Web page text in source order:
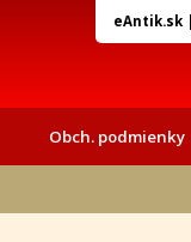
eAntik.sk|
Obch. podmienky